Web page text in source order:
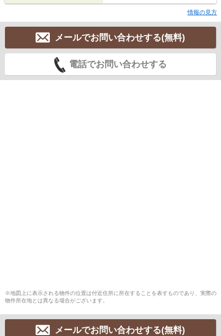
情報の見方
メールでお問い合わせする(無料)
電話でお問い合わせする
※地図上に表示される物件の位置は付近住所に所在することを表すものであり、実際の
物件所在地とは異なる場合がございます。
メールでお問い合わせする(無料)